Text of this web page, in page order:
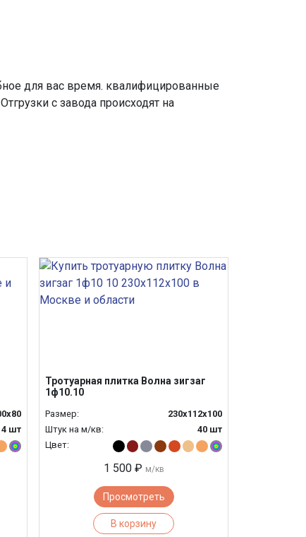
для вас время. квалифицированные
с завода происходят на
4 шт
Тротуарная плитка Волна зигзаг
1ф10.10
Размер:
230х112х100
Штук на м/кв:
40 шт
Цвет:
1 500 ₽ м/кв
Просмотреть
В корзину